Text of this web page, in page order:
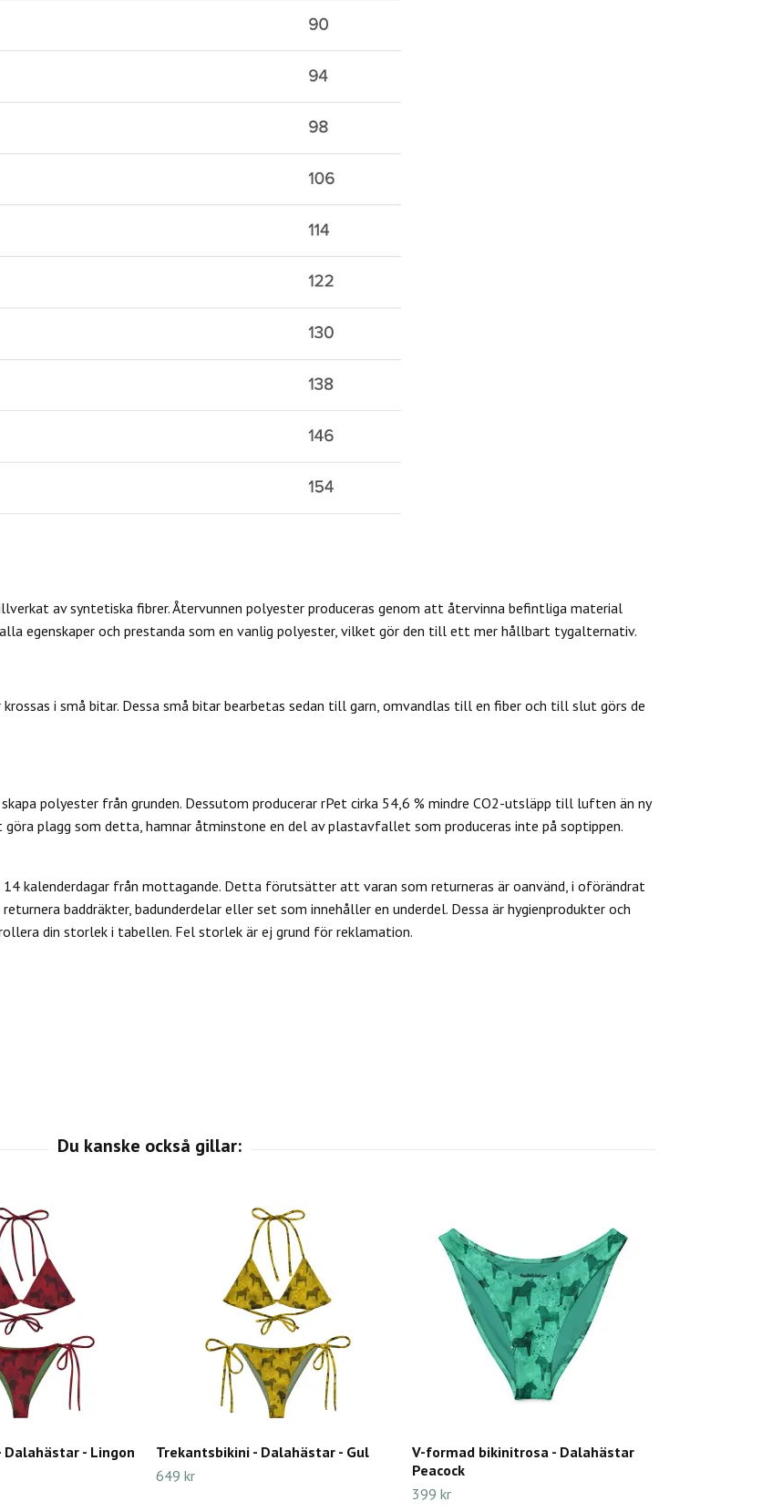
av syntetiska fibrer. Återvunnen polyester produceras genom att återvinna befintliga material
egenskaper och prestanda som en vanlig polyester, vilket gör den till ett mer hållbart tygalternativ.
i små bitar. Dessa små bitar bearbetas sedan till garn, omvandlas till en fiber och till slut görs de
polyester från grunden. Dessutom producerar rPet cirka 54,6 % mindre CO2-utsläpp till luften än ny
plagg som detta, hamnar åtminstone en del av plastavfallet som produceras inte på soptippen.
kalenderdagar från mottagande. Detta förutsätter att varan som returneras är oanvänd, i oförändrat
returnera baddräkter, badunderdelar eller set som innehåller en underdel. Dessa är hygienprodukter och
din storlek i tabellen. Fel storlek är ej grund för reklamation.
- Lingon
Trekantsbikini - Dalahästar - Gul
649 kr
V-formad bikinitrosa - Dalahästar
Peacock
399 kr